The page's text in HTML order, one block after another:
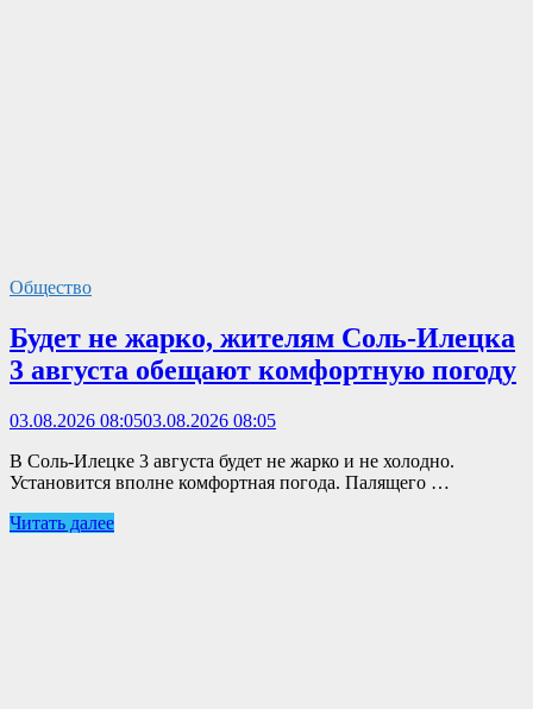
Общество
Будет не жарко, жителям Соль-Илецка
3 августа обещают комфортную погоду
03.08.2026 08:0503.08.2026 08:05
В Соль-Илецке 3 августа будет не жарко и не холодно.
Установится вполне комфортная погода. Палящего …
Читать далее